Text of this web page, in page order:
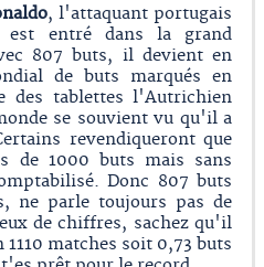
, l'attaquant portugais
est entré dans la grand
807 buts, il devient en
de buts marqués en
des tablettes l'Autrichien
se souvient vu qu'il a
revendiqueront que
de 1000 buts mais sans
Donc 807 buts
ne parle toujours pas de
de chiffres, sachez qu'il
matches soit 0,73 buts